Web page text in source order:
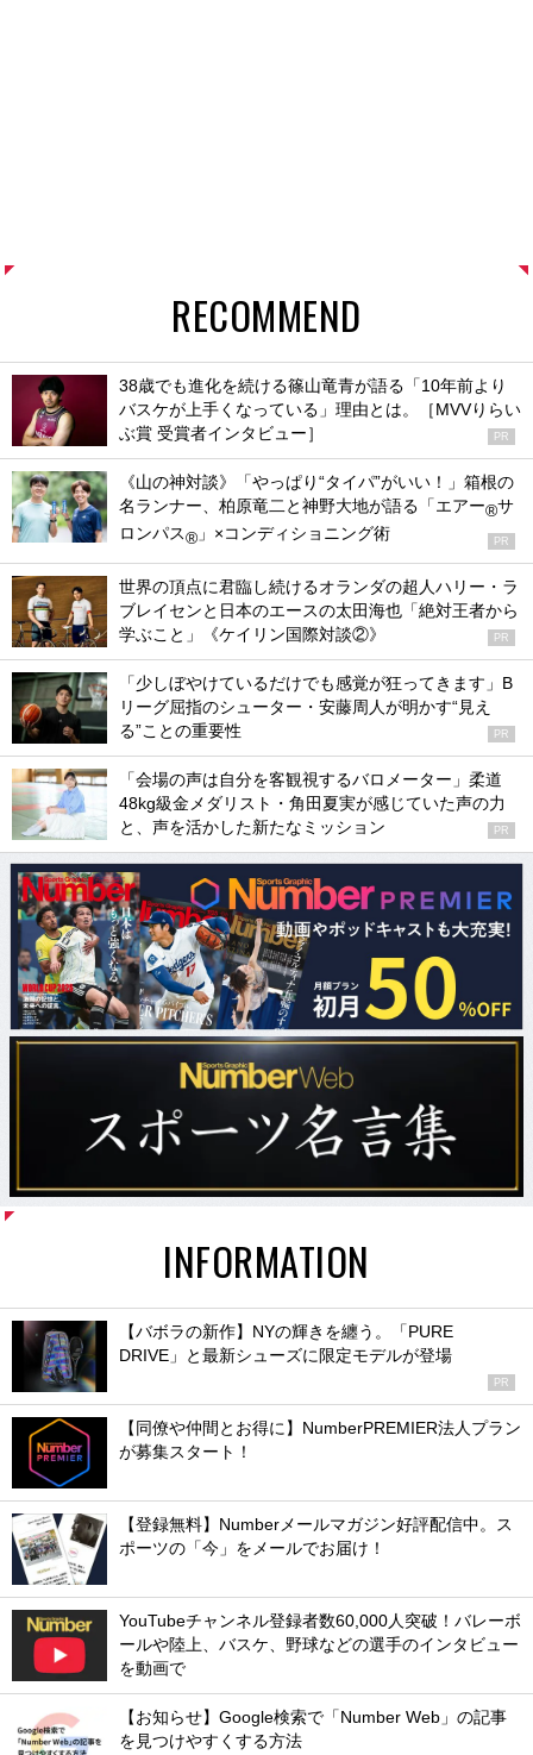
RECOMMEND
38歳でも進化を続ける篠山竜青が語る「10年前より
バスケが上手くなっている」理由とは。［MVVりらい
ぶ賞 受賞者インタビュー］
PR
《山の神対談》「やっぱり“タイパ”がいい！」箱根の
名ランナー、柏原竜二と神野大地が語る「エアー®サ
ロンパス® 」×コンディショニング術 PR
世界の頂点に君臨し続けるオランダの超人ハリー・ラ
ブレイセンと日本のエースの太田海也「絶対王者から
学ぶこと」《ケイリン国際対談②》
PR
「少しぼやけているだけでも感覚が狂ってきます」B
リーグ屈指のシューター・安藤周人が明かす“見え
る”ことの重要性
PR
「会場の声は自分を客観視するバロメーター」柔道
48kg級金メダリスト・角田夏実が感じていた声の力
と、声を活かした新たなミッション
PR
INFORMATION
【バボラの新作】NYの輝きを纏う。「PURE
DRIVE」と最新シューズに限定モデルが登場
PR
【同僚や仲間とお得に】NumberPREMIER法人プラン
が募集スタート！
【登録無料】Numberメールマガジン好評配信中。ス
ポーツの「今」をメールでお届け！
YouTubeチャンネル登録者数60,000人突破！バレーボ
ールや陸上、バスケ、野球などの選手のインタビュー
を動画で
【お知らせ】Google検索で「Number Web」の記事
を見つけやすくする方法